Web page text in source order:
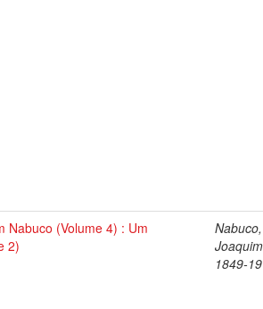
Nabuco (Volume 4) : Um
2)
Nabuco,
1849-